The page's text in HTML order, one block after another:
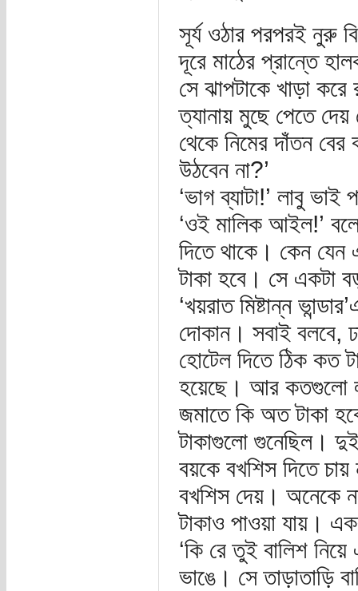
সূর্য ওঠার পরপরই নুরু
দূরে মাঠের প্রান্তে
সে ঝাপটাকে খাড়া করে
ত্যানায় মুছে পেতে
থেকে নিমের দাঁতন
উঠবেন না?’
‘ভাগ ব্যাটা!’ লাবু
‘ওই মালিক আইল!’
দিতে থাকে। কেন যেন
টাকা হবে। সে একটা
‘খয়রাত মিষ্টান্ন
দোকান। সবাই বলবে,
হোটেল দিতে ঠিক কত
হয়েছে। আর কতগুলো
জমাতে কি অত টাকা
টাকাগুলো গুনেছিল।
বয়কে বখশিস দিতে চায়
বখশিস দেয়। অনেকে
টাকাও পাওয়া যায়।
‘কি রে তুই বালিশ
ভাঙে। সে তাড়াতাড়ি